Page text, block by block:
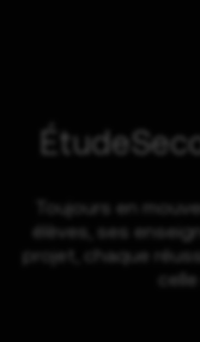
Toujours en
élèves, ses
projet, chaque